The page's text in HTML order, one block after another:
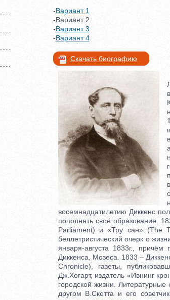
-Вариант 1
-Вариант 2
-Вариант 3
-Вариант 4
Скачать биографию